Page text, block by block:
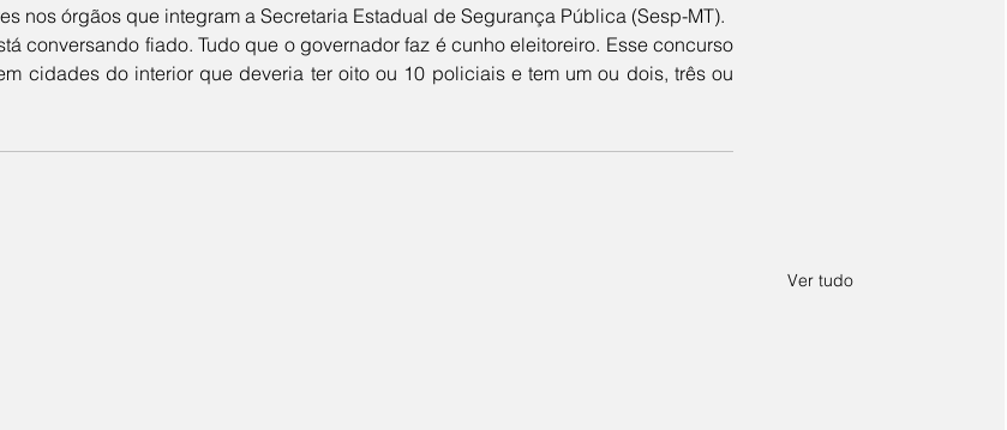
nos órgãos que integram a Secretaria Estadual de Segurança Pública (Sesp-MT).
conversando fiado. Tudo que o governador faz é cunho eleitoreiro. Esse concurso
cidades do interior que deveria ter oito ou 10 policiais e tem um ou dois, três ou
Ver tudo